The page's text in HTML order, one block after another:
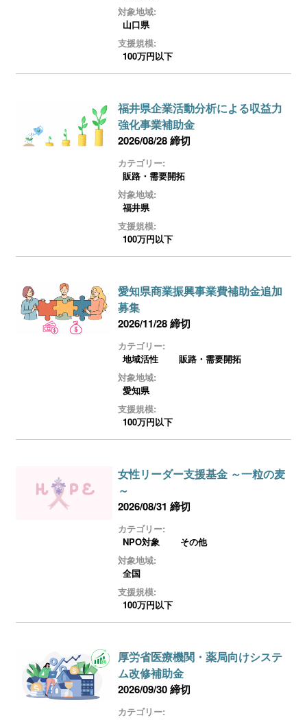
対象地域:
山口県
支援規模:
100万円以下
福井県企業活動分析による収益力
強化事業補助金
2026/08/28 締切
カテゴリー:
販路・需要開拓
対象地域:
福井県
支援規模:
100万円以下
愛知県商業振興事業費補助金追加
募集
2026/11/28 締切
カテゴリー:
地域活性
販路・需要開拓
対象地域:
愛知県
支援規模:
100万円以下
女性リーダー支援基金 ～一粒の麦
～
2026/08/31 締切
カテゴリー:
NPO対象
その他
対象地域:
全国
支援規模:
100万円以下
厚労省医療機関・薬局向けシステ
ム改修補助金
2026/09/30 締切
カテゴリー: